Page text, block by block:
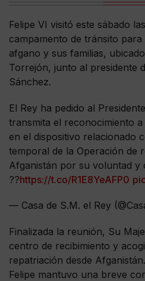
Felipe VI visitó este sábado
campamento de tránsito
afgano y sus familias,
Torrejón, junto al presidente
Sánchez.
El Rey ha pedido al
transmita el reconocimiento
en el dispositivo relacionado
temporal de la Operación de
Afganistán por su voluntad y
??https://t.co/R1E8YeAFP0
— Casa de S.M. el Rey
Finalizada la reunión, Su
centro de recibimiento y
repatriación desde
Felipe mantuvo una breve